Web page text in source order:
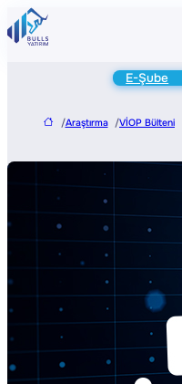
E-Şube
/Araştırma /VİOP Bülteni